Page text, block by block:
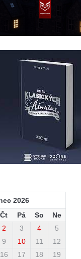
2026
Čt Pá So Ne
2 3 4
5
9 10 11
12
16 17 18
19